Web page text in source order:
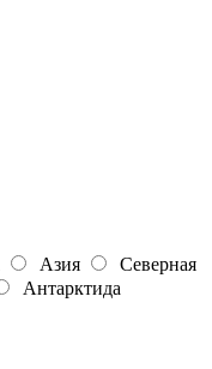
Азия
Северная
Антарктида